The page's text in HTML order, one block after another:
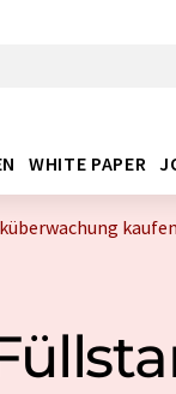
WHITE PAPER
kaufen